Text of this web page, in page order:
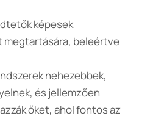
képesek
beleértve
nehezebbek,
és jellemzően
őket, ahol fontos az